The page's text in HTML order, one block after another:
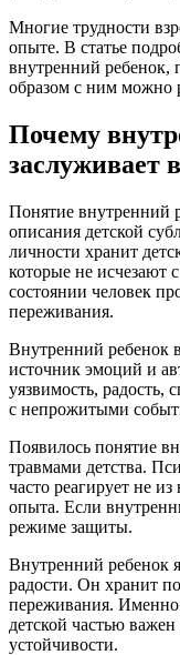
Многие трудности
опыте. В статье
внутренний ребенок,
образом с ним можно
Почему
заслуживает
Понятие внутренний
описания детской
личности хранит
которые не исчезают
состоянии человек
переживания.
Внутренний ребенок
источник эмоций и
уязвимость, радость,
с непрожитыми
Появилось понятие
травмами детства.
часто реагирует не
опыта. Если
режиме защиты.
Внутренний ребенок
радости. Он хранит
переживания. Именно
детской частью
устойчивости.